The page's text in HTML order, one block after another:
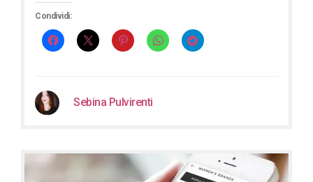
Condividi:
Sebina Pulvirenti